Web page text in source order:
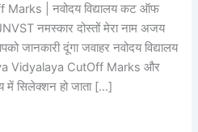
| नवोदय विद्यालय कट ऑफ
नमस्कार दोस्तों मेरा नाम अजय
जानकारी दूंगा जवाहर नवोदय विद्यालय
Vidyalaya CutOff Marks और
में सिलेक्शन हो जाता […]